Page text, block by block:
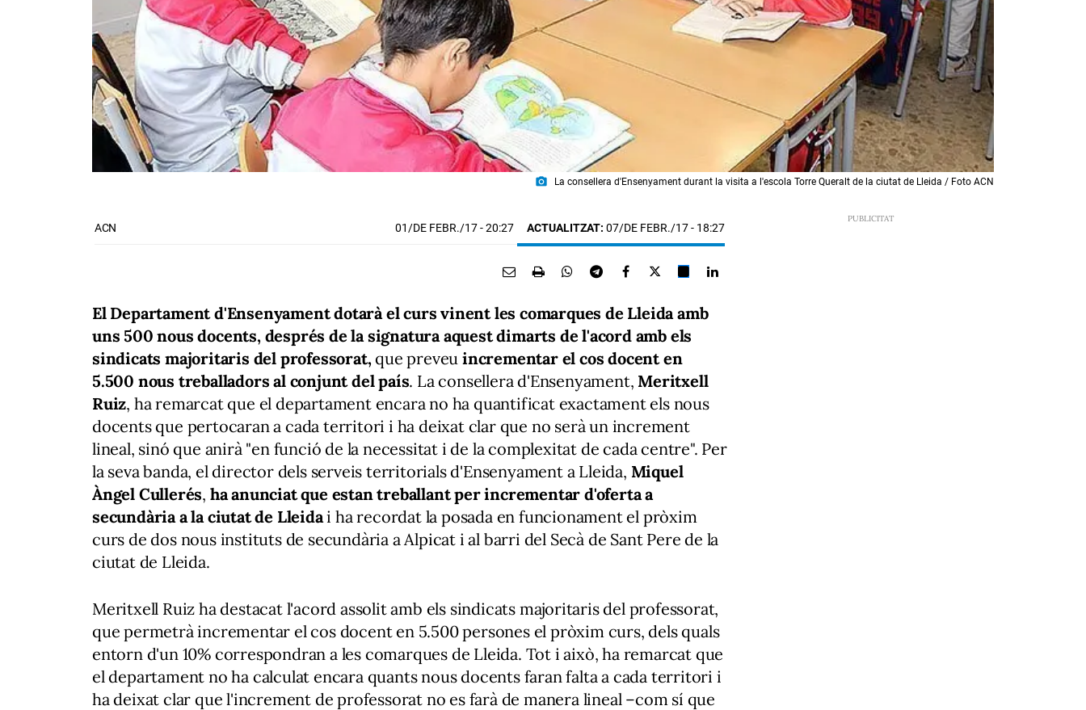
photo_camera La consellera d'Ensenyament durant la visita a l'escola Torre Queralt de la ciutat de Lleida / Foto ACN
ACN 01/DE FEBR./17- 20:27 ACTUALITZAT: 07/DE FEBR./17 - 18:27
El Departament d'Ensenyament dotarà el curs vinent les comarques de Lleida amb
uns 500 nous docents, després de la signatura aquest dimarts de l'acord amb els
sindicats majoritaris del professorat, que preveuincrementar el cos docent en
5.500 nous treballadors al conjunt del país. La consellera d'Ensenyament, Meritxell
Ruiz, ha remarcat que el departament encara no ha quantificat exactament els nous
docents que pertocaran a cada territori i ha deixat clar que no serà un increment
lineal, sinó que anirà "en funció de la necessitat i de la complexitat de cada centre". Per
la seva banda, el director dels serveis territorials d'Ensenyament a Lleida, Miquel
Àngel Cullerés, ha anunciat que estan treballant per incrementar d'oferta a
secundària a la ciutat de Lleidai ha recordat la posada en funcionament el pròxim
curs de dos nous instituts de secundària a Alpicat i al barri del Secà de Sant Pere de la
ciutat de Lleida.
Meritxell Ruiz ha destacat l'acord assolit amb els sindicats majoritaris del professorat,
que permetrà incrementar el cos docent en 5.500 persones el pròxim curs, dels quals
entorn d'un 10% correspondran a les comarques de Lleida. Tot i això, ha remarcat que
el departament no ha calculat encara quants nous docents faran falta a cada territori i
ha deixat clar que l'increment de professorat no es farà de manera lineal –com sí que